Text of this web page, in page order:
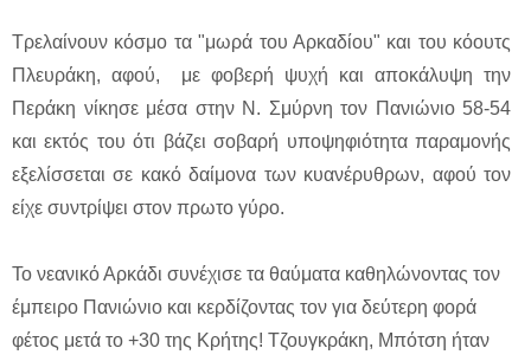
Τρελαίνουν κόσμο τα "μωρά του Αρκαδίου" και του κόουτς
Πλευράκη, αφού, με φοβερή ψυχή και αποκάλυψη την
Περάκη νίκησε μέσα στην Ν. Σμύρνη τον Πανιώνιο 58-54
και εκτός του ότι βάζει σοβαρή υποψηφιότητα παραμονής
εξελίσσεται σε κακό δαίμονα των κυανέρυθρων, αφού τον
είχε συντρίψει στον πρωτο γύρο.
Το νεανικό Αρκάδι συνέχισε τα θαύματα καθηλώνοντας τον
έμπειρο Πανιώνιο και κερδίζοντας τον για δεύτερη φορά
φέτος μετά το +30 της Κρήτης! Τζουγκράκη, Μπότση ήταν